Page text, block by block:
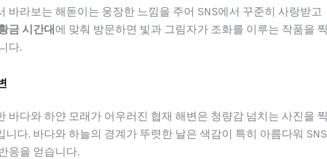
바라보는 해돋이는 웅장한 느낌을 주어 SNS에서 꾸준히 사랑받고
금 시간대에 맞춰 방문하면 빛과 그림자가 조화를 이루는 작품을 찍
다.
바다와 하얀 모래가 어우러진 협재 해변은 청량감 넘치는 사진을 찍
니다. 바다와 하늘의 경계가 뚜렷한 날은 색감이 특히 아름다워 SNS
응을 얻습니다.